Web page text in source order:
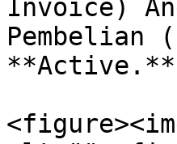
Invoice)
Pembelian
**Active.**